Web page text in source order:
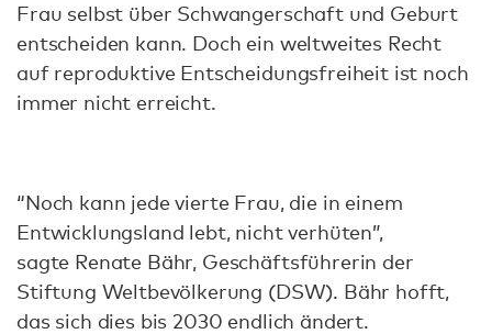
Frau selbst über Schwangerschaft und Geburt
entscheiden kann. Doch ein weltweites Recht
auf reproduktive Entscheidungsfreiheit ist noch
immer nicht erreicht.
“Noch kann jede vierte Frau, die in einem
Entwicklungsland lebt, nicht verhüten”,
sagte Renate Bähr, Geschäftsführerin der
Stiftung Weltbevölkerung (DSW). Bähr hofft,
das sich dies bis 2030 endlich ändert.